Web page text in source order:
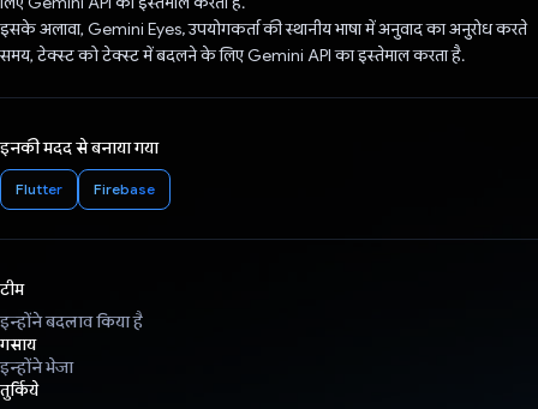
इसके अलावा, Gemini Eyes, उपयोगकर्ता की स्थानीय भाषा में अनुवाद का अनुरोध करते
समय, टेक्स्ट को टेक्स्ट में बदलने के लिए Gemini API का इस्तेमाल करता है.
इनकी मदद से बनाया गया
Flutter Firebase
टीम
इन्होंने बदलाव किया है
गसाय
इन्होंने भेजा
तुर्किये